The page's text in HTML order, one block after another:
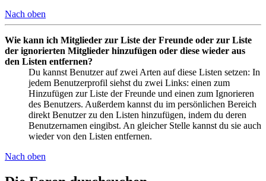
Nach oben
Wie kann ich Mitglieder zur Liste der Freunde oder zur Liste
der ignorierten Mitglieder hinzufügen oder diese wieder aus
den Listen entfernen?
Du kannst Benutzer auf zwei Arten auf diese Listen setzen: In
jedem Benutzerprofil siehst du zwei Links: einen zum
Hinzufügen zur Liste der Freunde und einen zum Ignorieren
des Benutzers. Außerdem kannst du im persönlichen Bereich
direkt Benutzer zu den Listen hinzufügen, indem du deren
Benutzernamen eingibst. An gleicher Stelle kannst du sie auch
wieder von den Listen entfernen.
Nach oben